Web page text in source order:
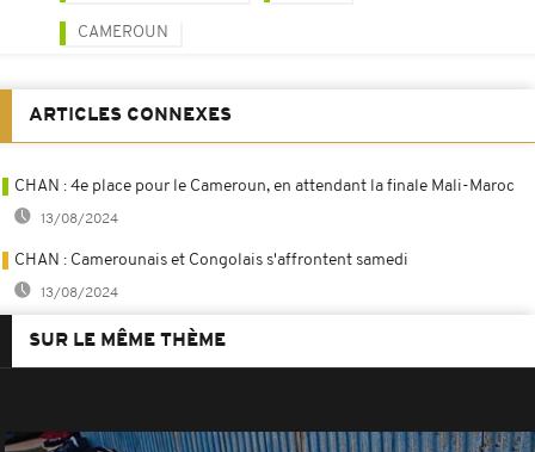
CAMEROUN
ARTICLES CONNEXES
CHAN : 4e place pour le Cameroun, en attendant la finale Mali-Maroc
13/08/2024
CHAN : Camerounais et Congolais s'affrontent samedi
13/08/2024
SUR LE MÊME THÈME